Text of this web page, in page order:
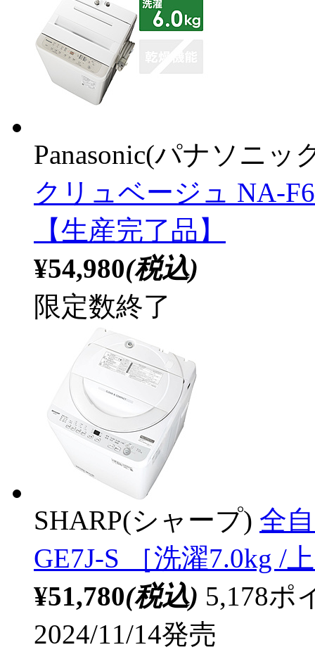
Panasonic(パナソニッ
クリュベージュ NA-
【生産完了品】
¥54,980(税込)
限定数終了
SHARP(シャープ) 全
GE7J-S ［洗濯7.0kg /
¥51,780(税込) 5,178ポ
2024/11/14発売